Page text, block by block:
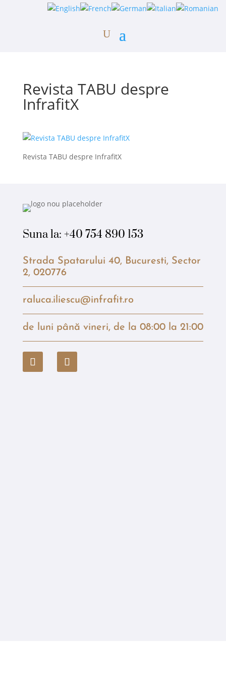
Revista TABU despre
InfrafitX
Revista TABU despre InfrafitX
Suna la: +40 754 890 153
Strada Spatarului 40, Bucuresti, Sector
2, 020776
raluca.iliescu@infrafit.ro
de luni până vineri, de la 08:00 la 21:00